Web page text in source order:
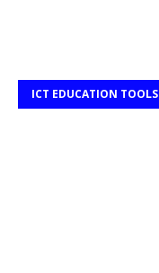
ICT EDUCATION